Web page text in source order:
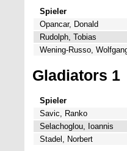
Spieler
Opancar, Donald
Rudolph, Tobias
Wening-Russo,
Gladiators 1
Spieler
Savic, Ranko
Selachoglou, Ioannis
Stadel, Norbert